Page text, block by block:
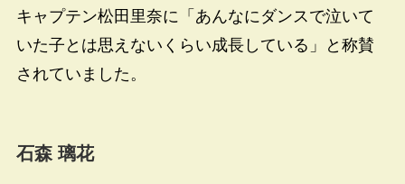
キャプテン松田里奈に「あんなにダンスで泣いて
いた子とは思えないくらい成長している」と称賛
されていました。
石森 璃花